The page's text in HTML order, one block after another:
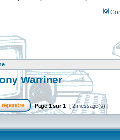
Warriner
Page1sur1 [ 2 message(s) ]